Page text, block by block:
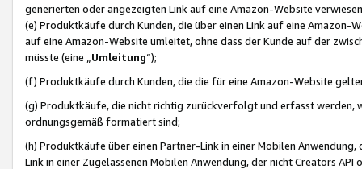
generierten oder angezeigten Link auf eine Amazon-Website
(e) Produktkäufe durch Kunden, die über einen Link auf eine
auf eine Amazon-Website umleitet, ohne dass der Kunde auf der
müsste (eine „ Umleitung“);
(f) Produktkäufe durch Kunden, die die für eine Amazon-Website
(g) Produktkäufe, die nicht richtig zurückverfolgt und erfasst werden,
ordnungsgemäß formatiert sind;
(h) Produktkäufe über einen Partner-Link in einer Mobilen
Link in einer Zugelassenen Mobilen Anwendung, der nicht Creators